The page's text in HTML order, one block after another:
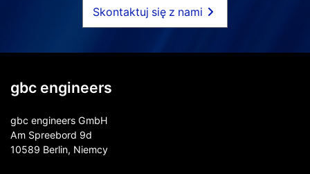
Skontaktuj się z nami
gbc engineers
gbc engineers GmbH
Am Spreebord 9d
10589 Berlin, Niemcy